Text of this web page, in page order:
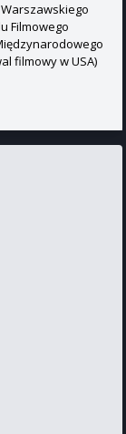
Filmowego
filmowy w USA)